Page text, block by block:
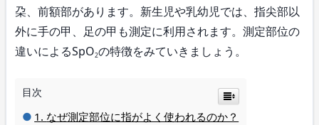
朶、前額部があります。新生児や乳幼児では、指尖部以
外に手の甲、足の甲も測定に利用されます。測定部位の
違いによるSpO2の特徴をみていきましょう。
目次
なぜ測定部位に指がよく使われるのか？